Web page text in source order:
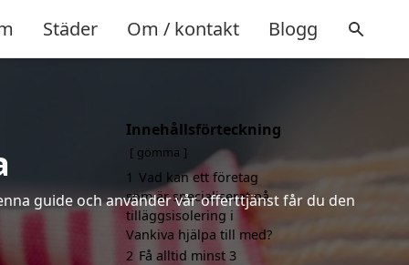
Städer Om / kontakt Blogg
guide och använder vår offerttjänst får du den
Innehållsförteckning
gömma
1 Vad kan ett företag
som är specialiserat på
tilläggsisolering i
Vankiva hjälpa till med?
2 Få alltid minst 3